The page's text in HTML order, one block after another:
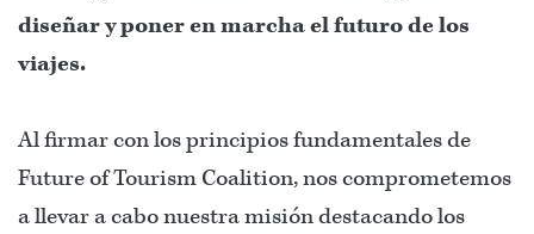
diseñar y poner en marcha el futuro de los
viajes.
Al firmar con los principios fundamentales de
Future of Tourism Coalition, nos comprometemos
a llevar a cabo nuestra misión destacando los